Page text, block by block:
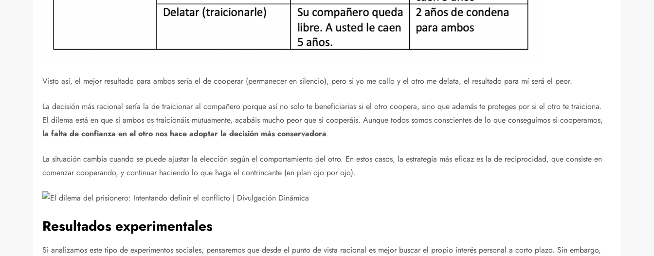
Visto así, el mejor resultado para ambos sería el de cooperar (permanecer en silencio), pero si yo me callo y el otro me delata, el resultado para mí será el peor.
La decisión más racional sería la de traicionar al compañero porque así no solo te beneficiarias si el otro coopera, sino que además te proteges por si el otro te traiciona.
El dilema está en que si ambos os traicionáis mutuamente, acabáis mucho peor que si cooperáis. Aunque todos somos conscientes de lo que conseguimos si cooperamos,
la falta de confianza en el otro nos hace adoptar la decisión más conservadora.
La situación cambia cuando se puede ajustar la elección según el comportamiento del otro. En estos casos, la estrategia más eficaz es la de reciprocidad, que consiste en
comenzar cooperando, y continuar haciendo lo que haga el contrincante (en plan ojo por ojo).
Resultados experimentales
Si analizamos este tipo de experimentos sociales, pensaremos que desde el punto de vista racional es mejor buscar el propio interés personal a corto plazo. Sin embargo,